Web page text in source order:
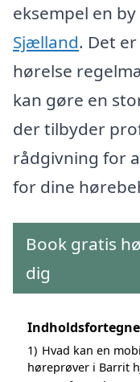
eksempel en by
Sjælland. Det
hørelse
kan gøre en
der tilbyder
rådgivning for
for dine
Book gratis
dig
1) Hvad kan en
høreprøver i Barrit